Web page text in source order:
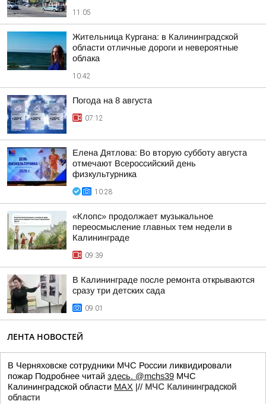
11:05
Жительница Кургана: в Калининградской
области отличные дороги и невероятные
облака
10:42
Погода на 8 августа
07:12
Елена Дятлова: Во вторую субботу августа
отмечают Всероссийский день
физкультурника
10:28
«Клопс» продолжает музыкальное
переосмысление главных тем недели в
Калининграде
09:39
В Калининграде после ремонта открываются
сразу три детских сада
09:01
ЛЕНТА НОВОСТЕЙ
В Черняховске сотрудники МЧС России ликвидировали
пожар Подробнее читай здесь. @mchs39 МЧС
Калининградской области MAX |// МЧС Калининградской
области